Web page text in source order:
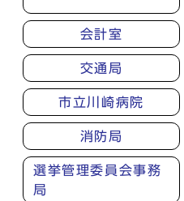
会計室
交通局
市立川崎病院
消防局
選挙管理委員会事務
局